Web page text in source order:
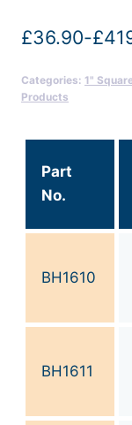
£36.90-£
Categories: 1"
Products
Part
No.
BH1610
BH1611